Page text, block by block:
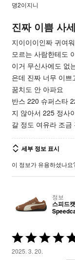
평
가
됨
뎡2이지니
진짜 이쁨 사
지이이이인짜 귀여
모르는 사람한테도
이거 무신사에도 없
은데 진짜 너무 이
꿈치도 안 아파요
반스 220 슈퍼스타
지 않아서 225 정사
갈 정도 여유라 조금
세부 정보 표시
이 정보가 유용하셨나요
정보
스피드
5
중
2025. 3. 20.